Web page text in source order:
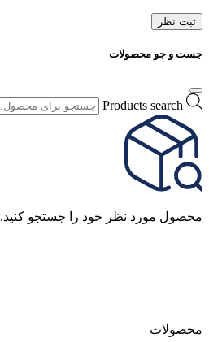
ثبت نظر
جست و جو محصولات
Products search
محصول مورد نظر خود را جستجو کنید.
محصولات